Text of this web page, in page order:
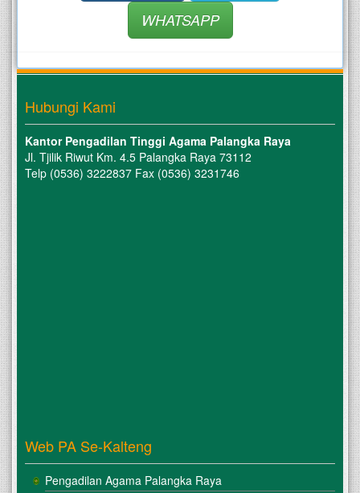
WHATSAPP
Hubungi Kami
Kantor Pengadilan Tinggi Agama Palangka Raya
Jl. Tjilik Riwut Km. 4.5 Palangka Raya 73112
Telp (0536) 3222837 Fax (0536) 3231746
Web PA Se-Kalteng
Pengadilan Agama Palangka Raya